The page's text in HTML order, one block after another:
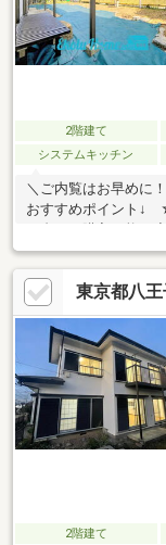
2階建て
システムキッチン
＼ご内覧はお早めに
おすすめポイント↓
32坪超！◆LDK広々
えてくれる広いお庭
い・・・徒歩約15分
校・・・徒歩約10分
ゼント情報」をご
ください♪
東京都八
2階建て